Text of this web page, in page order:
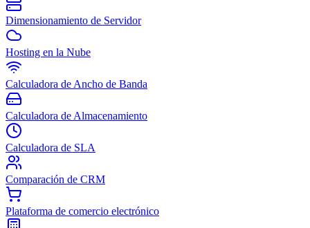
Dimensionamiento de Servidor
Hosting en la Nube
Calculadora de Ancho de Banda
Calculadora de Almacenamiento
Calculadora de SLA
Comparación de CRM
Plataforma de comercio electrónico